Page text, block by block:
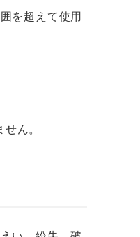
を超えて使用
ん。